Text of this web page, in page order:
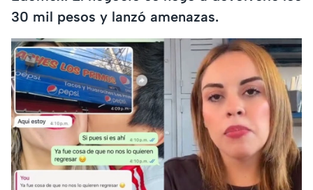
30 mil pesos y lanzó amenazas.